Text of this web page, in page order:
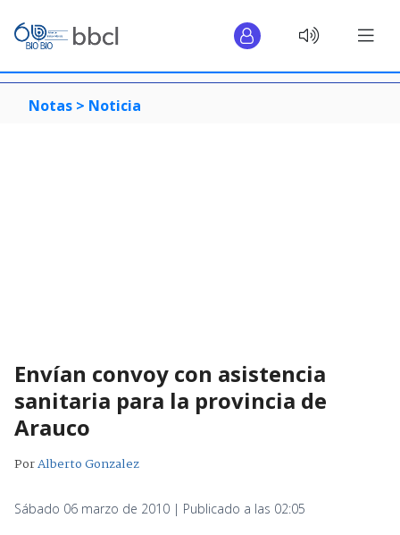
Notas > Noticia
Envían convoy con asistencia
sanitaria para la provincia de
Arauco
PorAlberto Gonzalez
Sábado 06 marzo de 2010 | Publicado a las 02:05